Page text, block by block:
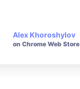
Alex Khoroshylov
on Chrome Web Store
Salvador Carranza
on Chrome Web Store